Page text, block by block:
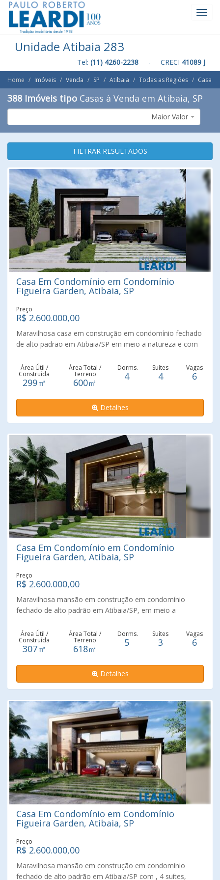
Unidade Atibaia 283
Tel: (11) 4260-2238 - CRECI 41089 J
Home Imóveis Venda SP Atibaia Todas as Regiões Casa
388 Imóveis tipo Casas à Venda em Atibaia, SP
Maior Valor
FILTRAR RESULTADOS
Casa Em Condomínio em Condomínio
Figueira Garden, Atibaia, SP
Preço
R$ 2.600.000,00
Maravilhosa casa em construção em condomínio fechado
de alto padrão em Atibaia/SP em meio a natureza e com
suítes, salas de estar e jantar com pé direito duplo em
conceito aberto e integrada a Cozinha e a Área Gourmet,
Lavabos, Piscina, tubulação de água quente, caixas e
passagens para instalação de Ar Condicionado, terreno
600 m² com 299m² de Área Construída em fino
acabamento. Previsão de entrega Fevereiro de 2024.
Área Útil /
Construída
299㎡
Área Total /
Terreno
600㎡
Dorms.
4
Suítes
4
Vagas
6
Detalhes
Casa Em Condomínio em Condomínio
Figueira Garden, Atibaia, SP
Preço
R$ 2.600.000,00
Maravilhosa mansão em construção em condomínio
fechado de alto padrão em Atibaia/SP, em meio a
com 5 Dormitórios, (3 Suítes), salas de estar e jantar com
pé direito duplo em conceito aberto e integrada a Cozinha
e a Área Gourmet, Lavabos, Piscina, tubulação de água
quente, caixas e passagens para instalação de Ar
Condicionado, terreno 618 m² com 307m² de Área
Construída em fino acabamento. Previsão de Conclusão
Área Útil /
Construída
307㎡
Área Total /
Terreno
618㎡
Dorms.
5
Suítes
3
Vagas
6
Detalhes
Casa Em Condomínio em Condomínio
Figueira Garden, Atibaia, SP
Preço
R$ 2.600.000,00
Maravilhosa mansão em construção em condomínio
fechado de alto padrão em Atibaia/SP com , 4 suítes,